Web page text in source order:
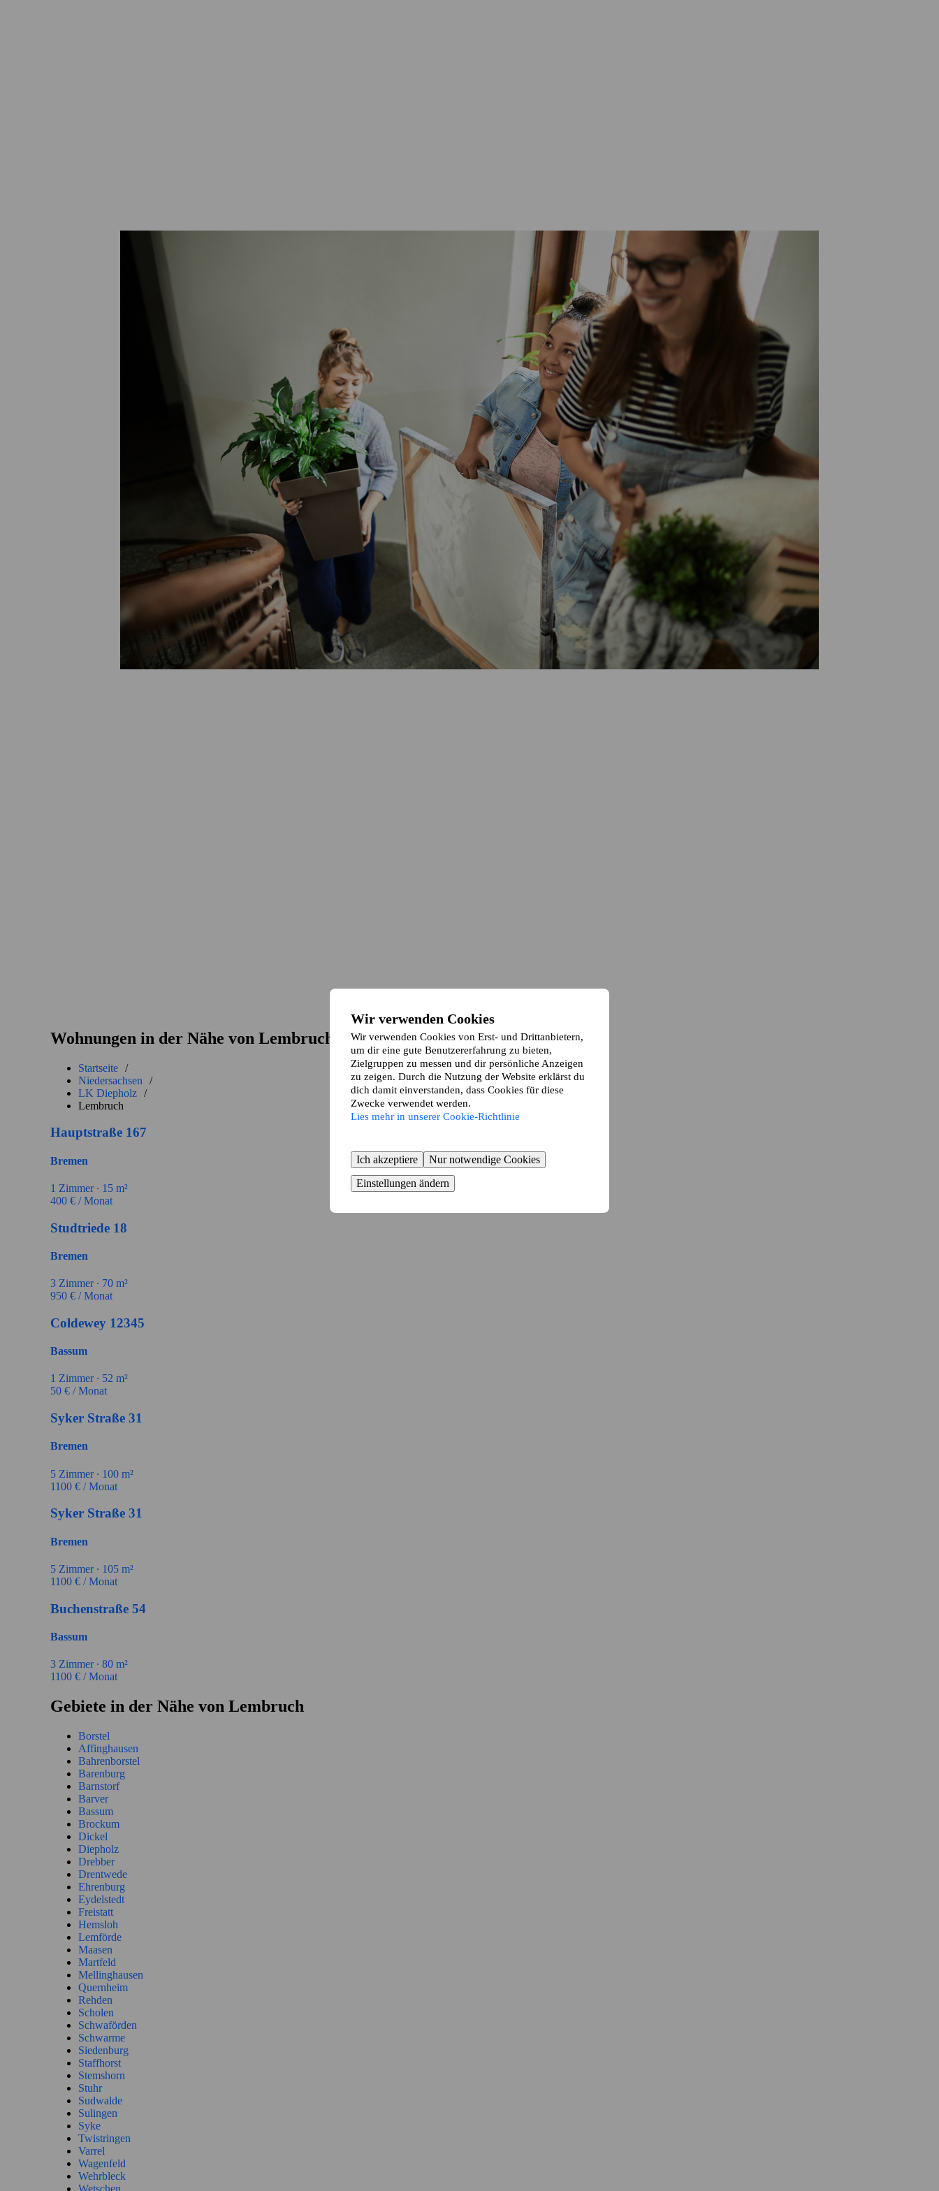
Wir verwenden Cookies
Wir verwenden Cookies von Erst- und Drittanbietern,
um dir eine gute Benutzererfahrung zu bieten,
Zielgruppen zu messen und dir persönliche Anzeigen
zu zeigen. Durch die Nutzung der Website erklärst du
dich damit einverstanden, dass Cookies für diese
Zwecke verwendet werden.
Lies mehr in unserer Cookie-Richtlinie
Ich akzeptiere
Nur notwendige Cookies
Einstellungen ändern
Wohnungen in der Nähe von Lembruch
Startseite /
Niedersachsen
/
LK Diepholz /
Lembruch
Hauptstraße 167
Bremen
1 Zimmer ∙ 15 m²
400 € / Monat
Studtriede 18
Bremen
3 Zimmer ∙ 70 m²
950 € / Monat
Coldewey 12345
Bassum
1 Zimmer ∙ 52 m²
50 € / Monat
Syker Straße 31
Bremen
5 Zimmer ∙ 100 m²
1100 € / Monat
Syker Straße 31
Bremen
5 Zimmer ∙ 105 m²
1100 € / Monat
Buchenstraße 54
Bassum
3 Zimmer ∙ 80 m²
1100 € / Monat
Gebiete in der Nähe von Lembruch
Borstel
Affinghausen
Bahrenborstel
Barenburg
Barnstorf
Barver
Bassum
Brockum
Dickel
Diepholz
Drebber
Drentwede
Ehrenburg
Eydelstedt
Freistatt
Hemsloh
Lemförde
Maasen
Martfeld
Mellinghausen
Quernheim
Rehden
Scholen
Schwaförden
Schwarme
Siedenburg
Staffhorst
Stemshorn
Stuhr
Sudwalde
Sulingen
Syke
Twistringen
Varrel
Wagenfeld
Wehrbleck
Wetschen